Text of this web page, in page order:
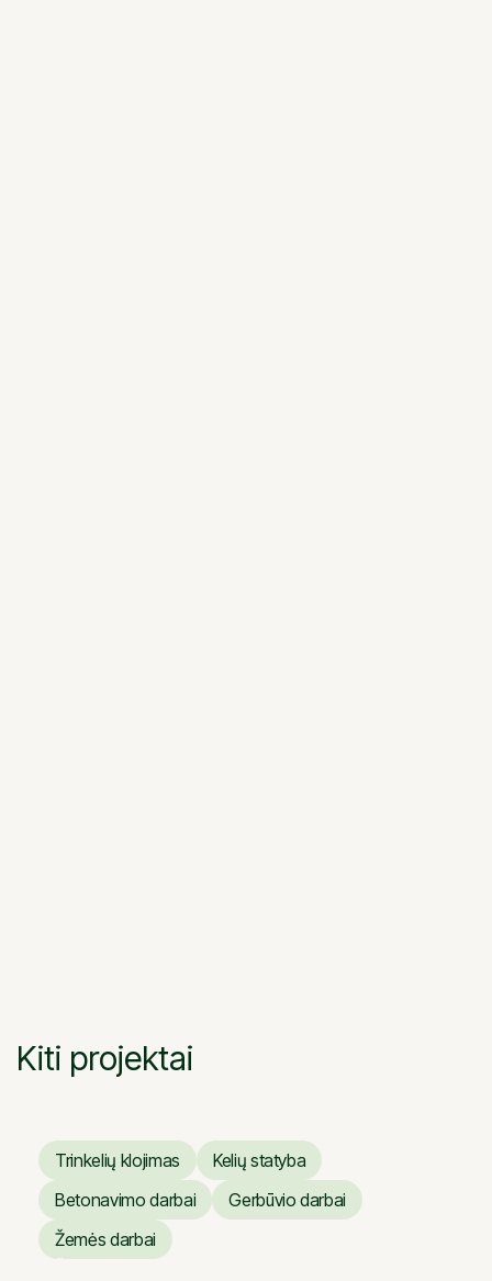
Kiti projektai
Trinkelių klojimas
Trinkelių klojimas
Kelių statyba
Kelių statyba
Betonavimo darbai
Betonavimo darbai
Gerbūvio darbai
Žemės darbai